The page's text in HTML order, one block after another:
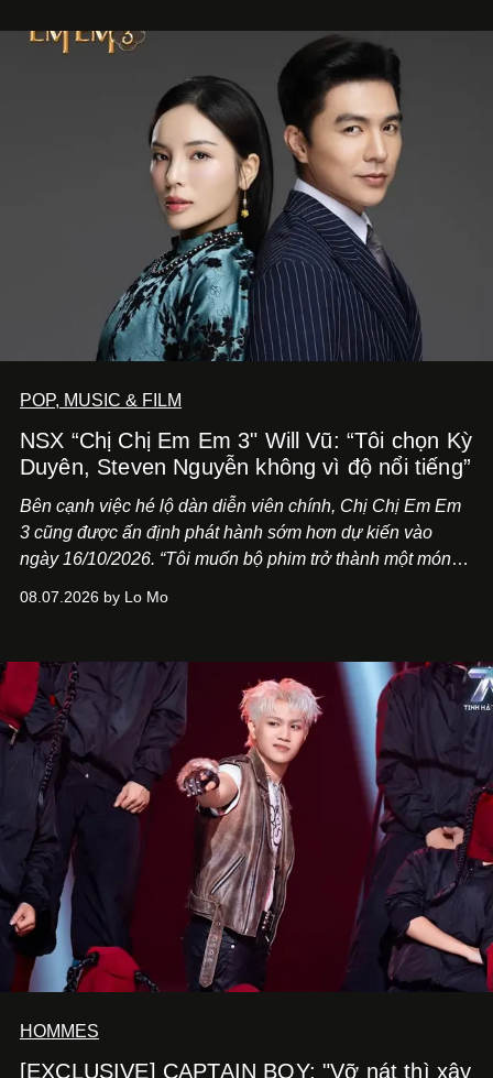
mang đến niềm vui cho thực khách.
POP, MUSIC & FILM
NSX “Chị Chị Em Em 3" Will Vũ: “Tôi chọn Kỳ
Duyên, Steven Nguyễn không vì độ nổi tiếng”
Bên cạnh việc hé lộ dàn diễn viên chính, Chị Chị Em Em
3 cũng được ấn định phát hành sớm hơn dự kiến vào
ngày 16/10/2026. “Tôi muốn bộ phim trở thành một món
Việt Nam”, NSX Will Vũ cho biết.
08.07.2026 by Lo Mo
HOMMES
[EXCLUSIVE] CAPTAIN BOY: "Vỡ nát thì xây